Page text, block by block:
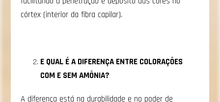
córtex (interior da fibra capilar).
E QUAL É A DIFERENÇA ENTRE COLORAÇÕES
COM E SEM AMÔNIA?
A diferença está na durabilidade e no poder de